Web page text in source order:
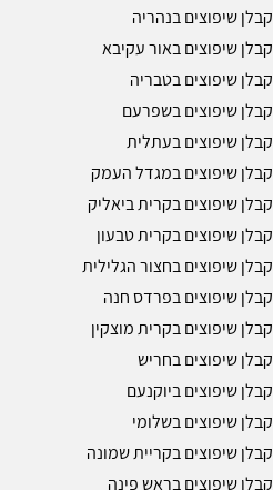
קבלן שיפוצים בנהריה
קבלן שיפוצים באור עקיבא
קבלן שיפוצים בטבריה
קבלן שיפוצים בשפרעם
קבלן שיפוצים בעתלית
קבלן שיפוצים במגדל העמק
קבלן שיפוצים בקרית ביאליק
קבלן שיפוצים בקרית טבעון
קבלן שיפוצים בחצור הגלילית
קבלן שיפוצים בפרדס חנה
קבלן שיפוצים בקרית מוצקין
קבלן שיפוצים בחריש
קבלן שיפוצים ביוקנעם
קבלן שיפוצים בשלומי
קבלן שיפוצים בקריית שמונה
קבלן שיפוצים בראש פינה